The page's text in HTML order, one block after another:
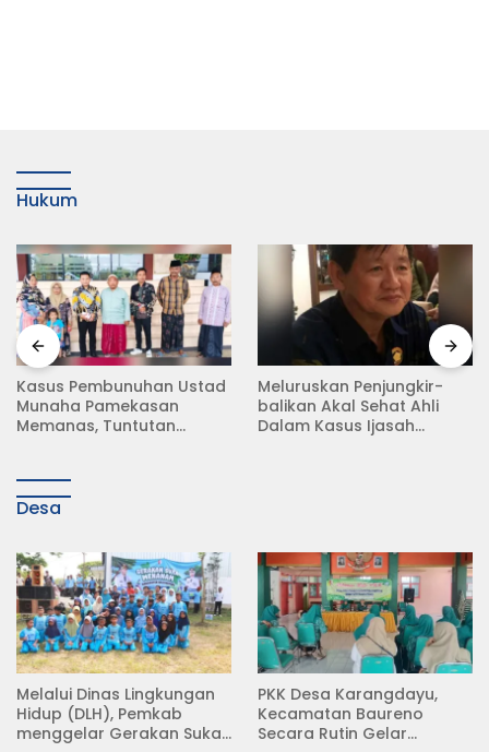
Hukum
Meluruskan Penjungkir-
balikan Akal Sehat Ahli
Dalam Kasus Ijasah
Rampas Motor Tanpa
Surat Resmi, Modus Baru
Debt Collector di Jalan
Desa
Melalui Dinas Lingkungan
Hidup (DLH), Pemkab
menggelar Gerakan Suka
PKK Desa Karangdayu,
Kecamatan Baureno
Secara Rutin Gelar